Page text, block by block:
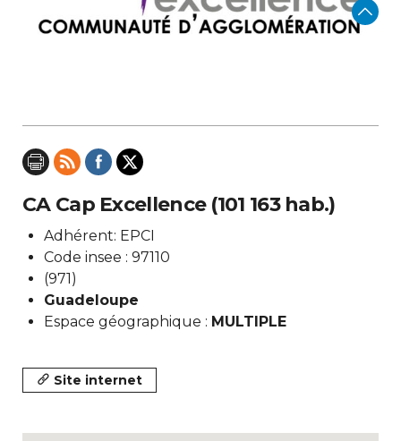
CA Cap Excellence (101 163 hab.)
Adhérent: EPCI
Code insee : 97110
(971)
Guadeloupe
Espace géographique : MULTIPLE
Site internet